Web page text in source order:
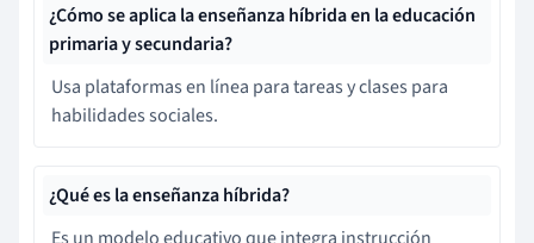
¿Cómo se aplica la enseñanza híbrida en la educación
primaria y secundaria?
Usa plataformas en línea para tareas y clases para
habilidades sociales.
¿Qué es la enseñanza híbrida?
Es un modelo educativo que integra instrucción